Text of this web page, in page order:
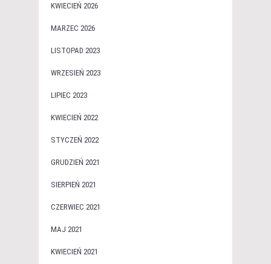
KWIECIEŃ 2026
MARZEC 2026
LISTOPAD 2023
WRZESIEŃ 2023
LIPIEC 2023
KWIECIEŃ 2022
STYCZEŃ 2022
GRUDZIEŃ 2021
SIERPIEŃ 2021
CZERWIEC 2021
MAJ 2021
KWIECIEŃ 2021